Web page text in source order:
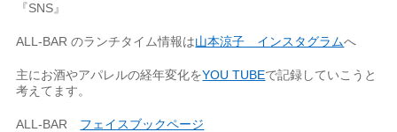
『SNS』
ALL-BAR のランチタイム情報は山本涼子 インスタグラムへ
主にお酒やアパレルの経年変化をYOU TUBEで記録していこうと
考えてます。
ALL-BAR フェイスブックページ